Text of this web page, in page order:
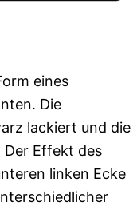
eines
Die
lackiert und die
Der Effekt des
linken Ecke